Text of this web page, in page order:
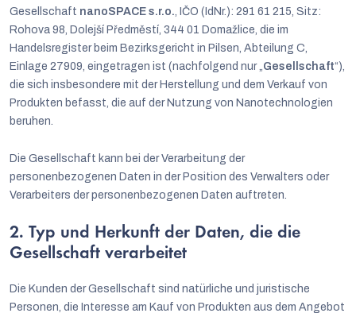
Gesellschaft nanoSPACE s.r.o. , IČO (IdNr.): 291 61 215, Sitz:
Rohova 98, Dolejší Předměstí, 344 01 Domažlice, die im
Handelsregister beim Bezirksgericht in Pilsen, Abteilung C,
Einlage 27909, eingetragen ist (nachfolgend nur „ Gesellschaft“),
die sich insbesondere mit der Herstellung und dem Verkauf von
Produkten befasst, die auf der Nutzung von Nanotechnologien
beruhen.
Die Gesellschaft kann bei der Verarbeitung der
personenbezogenen Daten in der Position des Verwalters oder
Verarbeiters der personenbezogenen Daten auftreten.
2. Typ und Herkunft der Daten, die die
Gesellschaft verarbeitet
Die Kunden der Gesellschaft sind natürliche und juristische
Personen, die Interesse am Kauf von Produkten aus dem Angebot